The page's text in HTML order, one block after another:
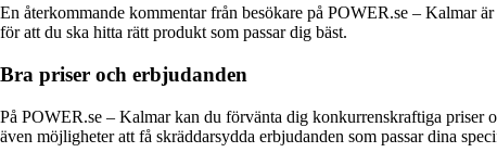
En återkommande kommentar från besökare på POWER.se – Kalmar
för att du ska hitta rätt produkt som passar dig bäst.
Bra priser och erbjudanden
På POWER.se – Kalmar kan du förvänta dig konkurrenskraftiga priser
även möjligheter att få skräddarsydda erbjudanden som passar dina